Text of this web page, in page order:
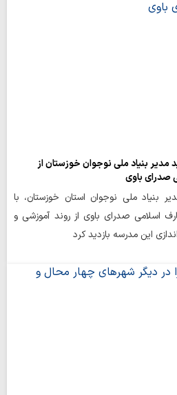
مدیر بنیاد ملی نوجوان خوزستان از
صدرای باوی
بنیاد ملی نوجوان استان خوزستان، با
اسلامی صدرای باوی از روند آموزشی و
این مدرسه بازدید کرد